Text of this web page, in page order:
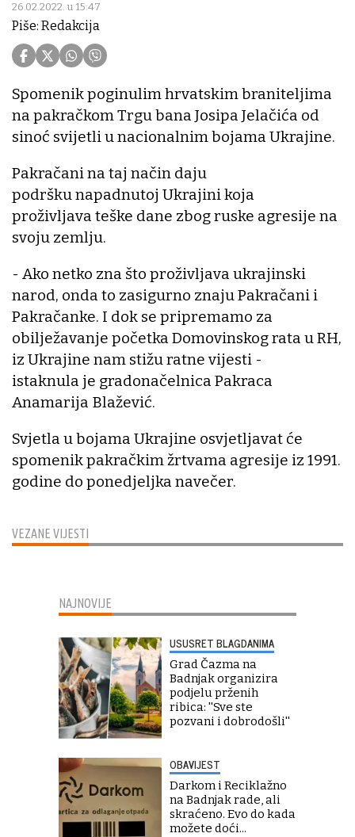
26.02.2022. u 15:47
Piše: Redakcija
VEZANE VIJESTI
Spomenik poginulim hrvatskim braniteljima
na pakračkom Trgu bana Josipa Jelačića od
sinoć svijetli u nacionalnim bojama Ukrajine.
Pakračani na taj način daju
podršku napadnutoj Ukrajini koja
proživljava teške dane zbog ruske agresije na
svoju zemlju.
- Ako netko zna što proživljava ukrajinski
narod, onda to zasigurno znaju Pakračani i
Pakračanke. I dok se pripremamo za
obilježavanje početka Domovinskog rata u RH,
iz Ukrajine nam stižu ratne vijesti -
istaknula je gradonačelnica Pakraca
Anamarija Blažević.
Svjetla u bojama Ukrajine osvjetljavat će
spomenik pakračkim žrtvama agresije iz 1991.
godine do ponedjeljka navečer.
NAJNOVIJE
USUSRET BLAGDANIMA
Grad Čazma na
Badnjak organizira
podjelu prženih
ribica: ''Sve ste
pozvani i dobrodošli''
OBAVIJEST
Darkom i Reciklažno
na Badnjak rade, ali
skraćeno. Evo do kada
možete doći...